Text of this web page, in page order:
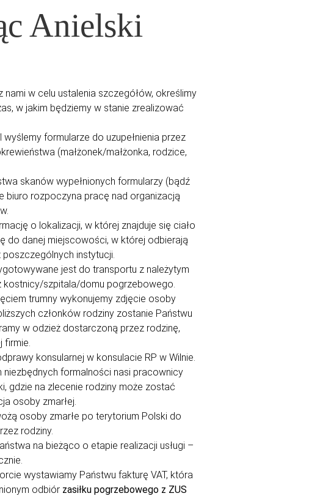
Anielski
nami w celu ustalenia szczegółów, określimy
w jakim będziemy w stanie zrealizować
formularze do uzupełnienia przez
(małżonek/małżonka, rodzice,
skanów wypełnionych formularzy (bądź
biuro rozpoczyna pracę nad organizacją
o lokalizacji, w której znajduje się ciało
do danej miejscowości, w której odbierają
instytucji.
jest do transportu z należytym
kostnicy/szpitala/domu pogrzebowego.
trumny wykonujemy zdjęcie osoby
członków rodziny zostanie Państwu
w odzież dostarczoną przez rodzinę,
firmie.
konsularnej w konsulacie RP w Wilnie.
niezbędnych formalności nasi pracownicy
gdzie na zlecenie rodziny może zostać
osoby zmarłej.
osoby zmarłe po terytorium Polski do
rodziny.
na bieżąco o etapie realizacji usługi –
wystawiamy Państwu fakturę VAT, która
odbiór zasiłku pogrzebowego z ZUS